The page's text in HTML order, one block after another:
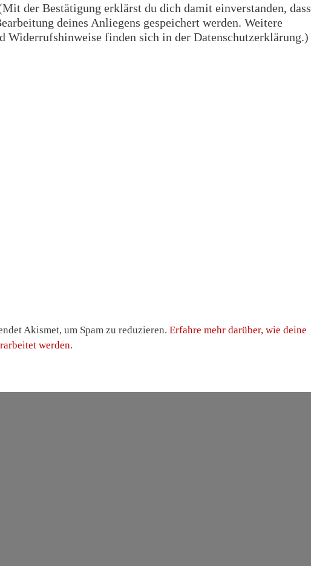
der Bestätigung erklärst du dich damit einverstanden, dass
deines Anliegens gespeichert werden. Weitere
Widerrufshinweise finden sich in der Datenschutzerklärung.)
Akismet, um Spam zu reduzieren. Erfahre mehr darüber, wie deine
werden.